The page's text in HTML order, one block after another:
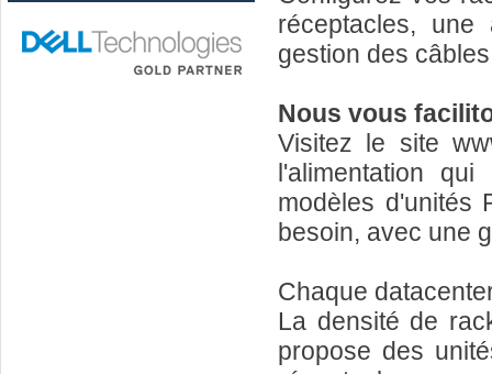
réceptacles,
gestion des
Nous vous
Visitez le site
l'alimentation
modèles d'unités
besoin, avec une
Chaque
La densité de
propose des